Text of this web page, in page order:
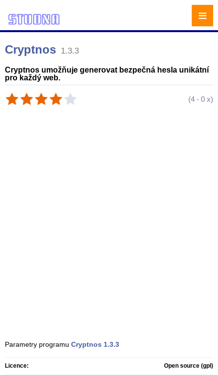
Cryptnos 1.3.3
Cryptnos umožňuje generovat bezpečná hesla unikátní
pro každý web.
(4 - 0 x)
Parametry programu Cryptnos 1.3.3
Licence: Open source (gpl)
≡